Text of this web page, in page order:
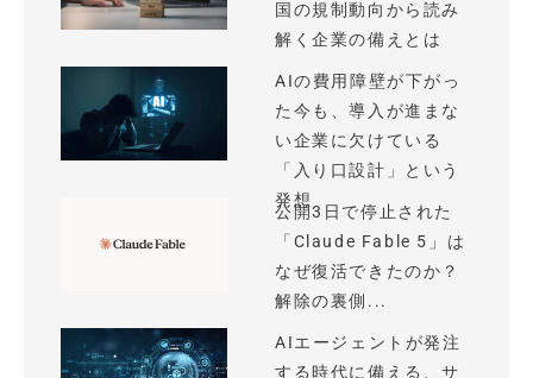
国の規制動向から読み
解く企業の備えとは
AIの費用障壁が下がっ
た今も、導入が進まな
い企業に欠けている
「入り口設計」という
発想
公開3日で停止された
「Claude Fable 5」は
なぜ復活できたのか？
解除の裏側...
AIエージェントが発注
する時代に備える、サ